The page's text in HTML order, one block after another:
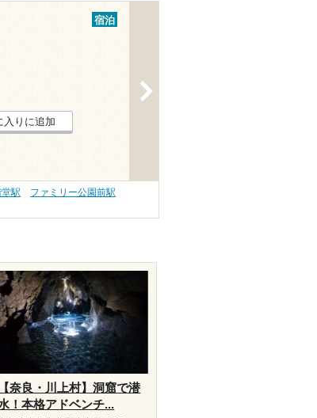
宿泊
入りに追加
駅
ファミリー公園前駅
【奈良・川上村】洞窟で潜
！本格アドベンチ...